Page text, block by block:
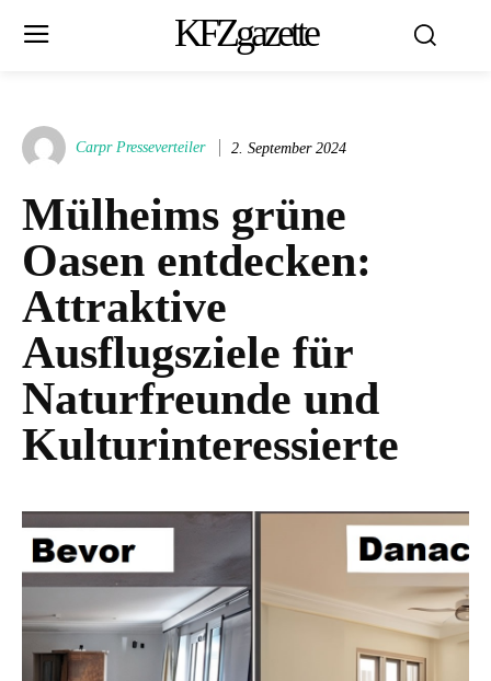
KFZgazette
Carpr Presseverteiler 2. September 2024
Mülheims grüne
Oasen entdecken:
Attraktive
Ausflugsziele für
Naturfreunde und
Kulturinteressierte